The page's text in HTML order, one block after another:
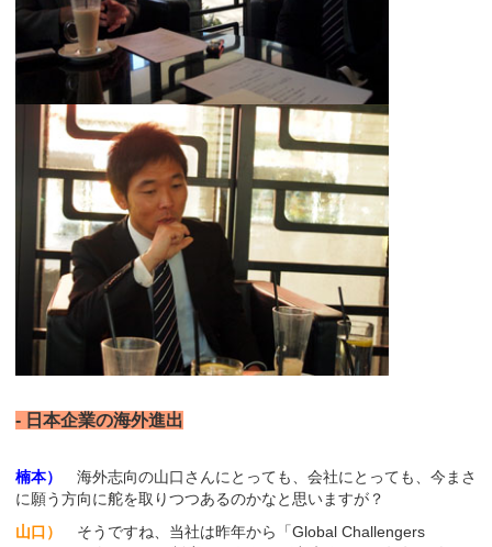
- 日本企業の海外進出
楠本）
海外志向の山口さんにとっても、会社にとっても、今まさ
に願う方向に舵を取りつつあるのかなと思いますが？
山口）
そうですね、当社は昨年から「Global Challengers